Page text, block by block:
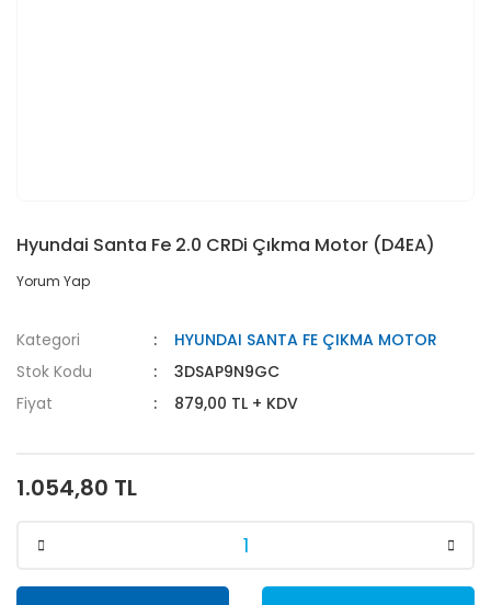
Hyundai Santa Fe 2.0 CRDi Çıkma Motor (D4EA)
Yorum Yap
Kategori
HYUNDAI SANTA FE ÇIKMA MOTOR
Stok Kodu
3DSAP9N9GC
Fiyat
879,00 TL + KDV
1.054,80 TL